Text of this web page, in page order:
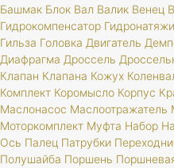
Башмак Блок Вал Валик Венец
Гидрокомпенсатор
Гильза Головка Двигатель
Диафрагма Дроссель
Клапан Клапана Кожух
Комплект Коромысло Корпус
Маслонасос Маслоотражатель
Моторкомплект Муфта Набор
Ось Палец Патрубки
Полушайба Поршень